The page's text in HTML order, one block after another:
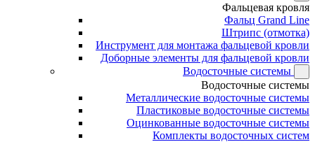
Фальцевая кровля
Фальц Grand Line
Штрипс (отмотка)
Инструмент для монтажа фальцевой кровли
Доборные элементы для фальцевой кровли
Водосточные системы
Водосточные системы
Металлические водосточные системы
Пластиковые водосточные системы
Оцинкованные водосточные системы
Комплекты водосточных систем